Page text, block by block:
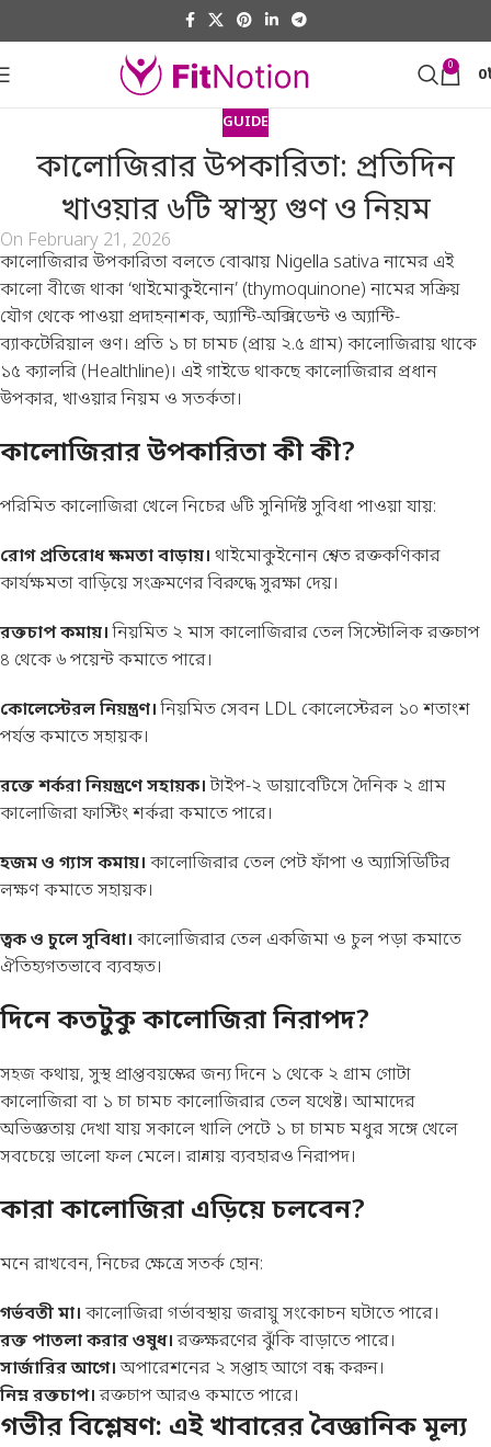
0 0
GUIDE
কালোজিরার উপকারিতা: প্রতিদিন
খাওয়ার ৬টি স্বাস্থ্য গুণ ও নিয়ম
On February 21, 2026
কালোজিরার উপকারিতা বলতে বোঝায় Nigella sativa নামের এই
কালো বীজে থাকা ‘থাইমোকুইনোন’ (thymoquinone) নামের সক্রিয়
যৌগ থেকে পাওয়া প্রদাহনাশক, অ্যান্টি-অক্সিডেন্ট ও অ্যান্টি-
ব্যাকটেরিয়াল গুণ। প্রতি ১ চা চামচ (প্রায় ২.৫ গ্রাম) কালোজিরায় থাকে
১৫ ক্যালরি (Healthline)। এই গাইডে থাকছে কালোজিরার প্রধান
উপকার, খাওয়ার নিয়ম ও সতর্কতা।
কালোজিরার উপকারিতা কী কী?
পরিমিত কালোজিরা খেলে নিচের ৬টি সুনির্দিষ্ট সুবিধা পাওয়া যায়:
রোগ প্রতিরোধ ক্ষমতা বাড়ায়। থাইমোকুইনোন শ্বেত রক্তকণিকার
কার্যক্ষমতা বাড়িয়ে সংক্রমণের বিরুদ্ধে সুরক্ষা দেয়।
রক্তচাপ কমায়।নিয়মিত ২ মাস কালোজিরার তেল সিস্টোলিক রক্তচাপ
৪ থেকে ৬ পয়েন্ট কমাতে পারে।
কোলেস্টেরল নিয়ন্ত্রণ।নিয়মিত সেবন LDL কোলেস্টেরল ১০ শতাংশ
পর্যন্ত কমাতে সহায়ক।
রক্তে শর্করা নিয়ন্ত্রণে সহায়ক।টাইপ-২ ডায়াবেটিসে দৈনিক ২ গ্রাম
কালোজিরা ফাস্টিং শর্করা কমাতে পারে।
হজম ও গ্যাস কমায়। কালোজিরার তেল পেট ফাঁপা ও অ্যাসিডিটির
লক্ষণ কমাতে সহায়ক।
ত্বক ও চুলে সুবিধা। কালোজিরার তেল একজিমা ও চুল পড়া কমাতে
ঐতিহ্যগতভাবে ব্যবহৃত।
দিনে কতটুকু কালোজিরা নিরাপদ?
সহজ কথায়, সুস্থ প্রাপ্তবয়স্কের জন্য দিনে ১ থেকে ২ গ্রাম গোটা
কালোজিরা বা ১ চা চামচ কালোজিরার তেল যথেষ্ট। আমাদের
অভিজ্ঞতায় দেখা যায় সকালে খালি পেটে ১ চা চামচ মধুর সঙ্গে খেলে
সবচেয়ে ভালো ফল মেলে। রান্নায় ব্যবহারও নিরাপদ।
কারা কালোজিরা এড়িয়ে চলবেন?
মনে রাখবেন, নিচের ক্ষেত্রে সতর্ক হোন:
গর্ভবতী মা। কালোজিরা গর্ভাবস্থায় জরায়ু সংকোচন ঘটাতে পারে।
রক্ত পাতলা করার ওষুধ।রক্তক্ষরণের ঝুঁকি বাড়াতে পারে।
সার্জারির আগে।অপারেশনের ২ সপ্তাহ আগে বন্ধ করুন।
নিম্ন রক্তচাপ।রক্তচাপ আরও কমাতে পারে।
গভীর বিশ্লেষণ: এই খাবারের বৈজ্ঞানিক মূল্য